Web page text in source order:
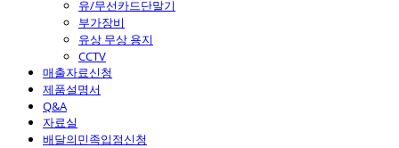
유/무선카드단말기
부가장비
유상 무상 용지
CCTV
매출자료신청
제품설명서
Q&A
자료실
배달의민족입점신청